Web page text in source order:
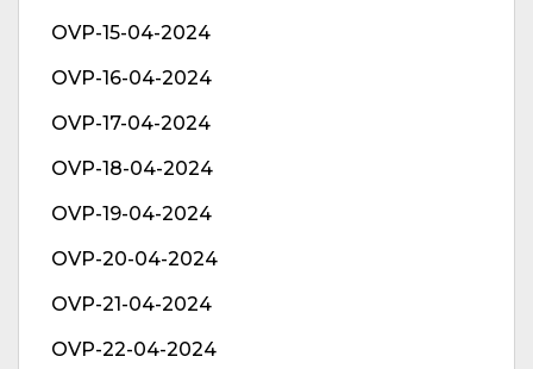
OVP-15-04-2024
OVP-16-04-2024
OVP-17-04-2024
OVP-18-04-2024
OVP-19-04-2024
OVP-20-04-2024
OVP-21-04-2024
OVP-22-04-2024